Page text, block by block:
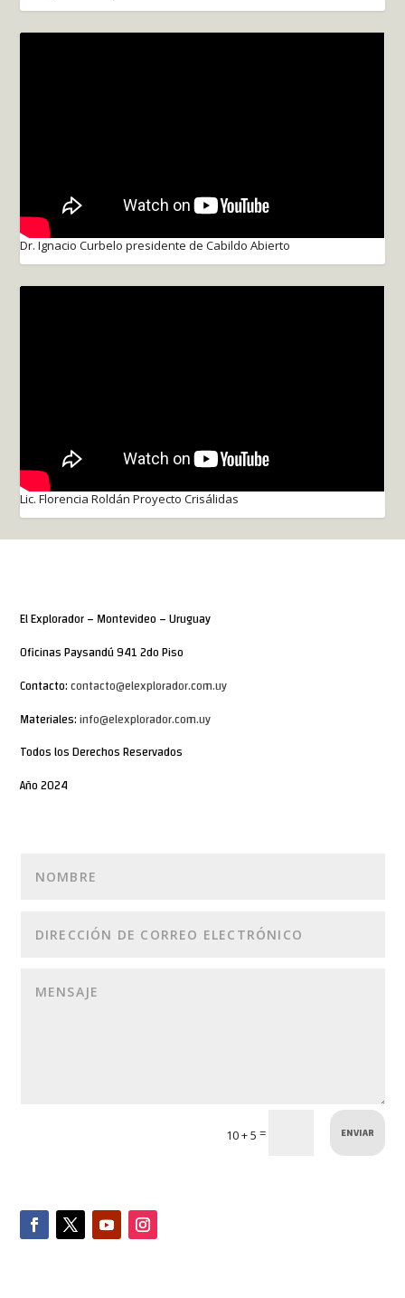
Dr. Ignacio Curbelo presidente de Cabildo Abierto
Lic. Florencia Roldán Proyecto Crisálidas
El Explorador – Montevideo – Uruguay
Oficinas Paysandú 941 2do Piso
Contacto:contacto@elexplorador.com.uy
Materiales:info@elexplorador.com.uy
Todos los Derechos Reservados
Año 2024
10 + 5 = ENVIAR